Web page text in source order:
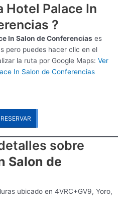
Hotel Palace In
?
In Salon de Conferencias es
pero puedes hacer clic en el
la ruta por Google Maps: Ver
In Salon de Conferencias
RESERVAR
sobre
Salon de
ubicado en 4VRC+GV9, Yoro,